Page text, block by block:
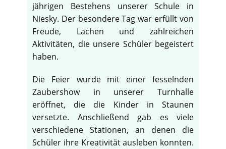
jährigen Bestehens unserer Schule in
Niesky. Der besondere Tag war erfüllt von
Freude, Lachen und zahlreichen
Aktivitäten, die unsere Schüler begeistert
haben.
Die Feier wurde mit einer fesselnden
Zaubershow in unserer Turnhalle
eröffnet, die die Kinder in Staunen
versetzte. Anschließend gab es viele
verschiedene Stationen, an denen die
Schüler ihre Kreativität ausleben konnten.